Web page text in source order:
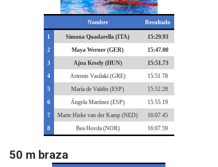
Nombre Resultado
1 Simona Quadarella (ITA)
15:29.93
2
Maya Werner (GER)
15:47.00
3
Ajna Kesely (HUN)
15:51.73
4
Artemis Vasilaki (GRE)
15:51.78
5
María de Valdés (ESP)
15:52.28
6
Ángela Martínez (ESP)
15:55.19
7
Marte Hieke van der Kamp (NED)
16:07.45
8
Bea Hovda (NOR) 16:07.59
50 m braza